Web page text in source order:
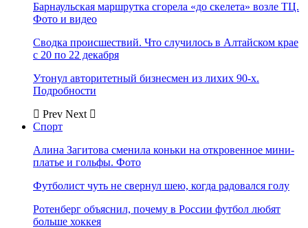
Барнаульская маршрутка сгорела «до скелета» возле ТЦ.
Фото и видео
Сводка происшествий. Что случилось в Алтайском крае
с 20 по 22 декабря
Утонул авторитетный бизнесмен из лихих 90-х.
Подробности
Prev Next
Спорт
Алина Загитова сменила коньки на откровенное мини-
платье и гольфы. Фото
Футболист чуть не свернул шею, когда радовался голу
Ротенберг объяснил, почему в России футбол любят
больше хоккея